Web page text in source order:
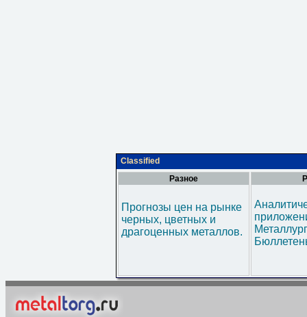
Classified
Разное
Прогнозы цен на рынке
черных, цветных и
драгоценных металлов.